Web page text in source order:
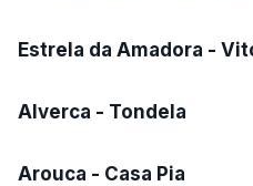
Estrela da Amadora -
Alverca - Tondela
Arouca - Casa Pia